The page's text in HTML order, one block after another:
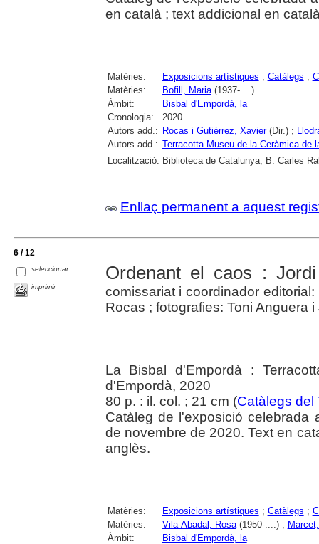
en català ; text addicional en
Matèries: Exposicions artístiques ; Catàlegs ;
Matèries:
Bofill, Maria(1937-....)
Àmbit:
Bisbal d'Empordà, la
Cronologia:
2020
Autors add.: Rocas i Gutiérrez, Xavier(Dir.) ;
Autors add.: Terracotta Museu de la Ceràmica de
Localització: Biblioteca de Catalunya; B. Carles
Enllaç permanent a aquest
6 / 12
seleccionar
imprimir
Ordenant el caos :
comissariat i coordinador
Rocas ; fotografies: Toni Anguera i
La Bisbal d'Empordà :
d'Empordà, 2020
80 p. : il. col. ; 21 cm (Catàlegs del
Catàleg de l'exposició
de novembre de 2020. Text en
anglès.
Matèries: Exposicions artístiques ; Catàlegs ;
Matèries:
Vila-Abadal, Rosa(1950-....) ;
Àmbit:
Bisbal d'Empordà, la